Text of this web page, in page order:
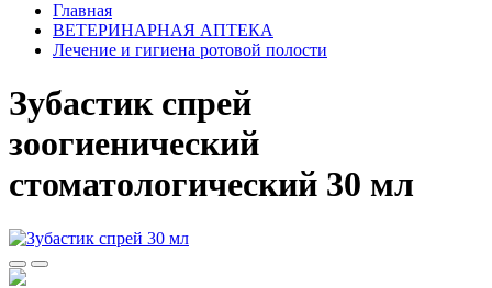
Главная
ВЕТЕРИНАРНАЯ АПТЕКА
Лечение и гигиена ротовой полости
Зубастик спрей
зоогиенический
стоматологический 30 мл